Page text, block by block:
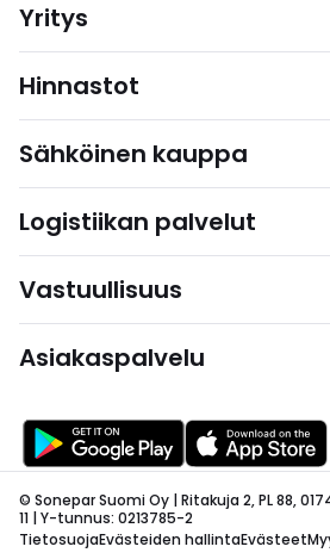
Yritys
Hinnastot
Sähköinen kauppa
Logistiikan palvelut
Vastuullisuus
Asiakaspalvelu
© Sonepar Suomi Oy | Ritakuja 2, PL 88,
11 | Y-tunnus: 0213785-2
TietosuojaEvästeiden hallintaEvästeet